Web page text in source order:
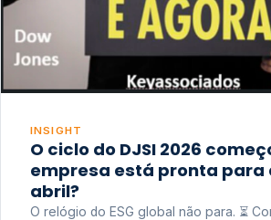
INSIGHT
O ciclo do DJSI 2026 começou.
empresa está pronta para
abril?
O relógio do ESG global não para. ⏳ Com a abertura do